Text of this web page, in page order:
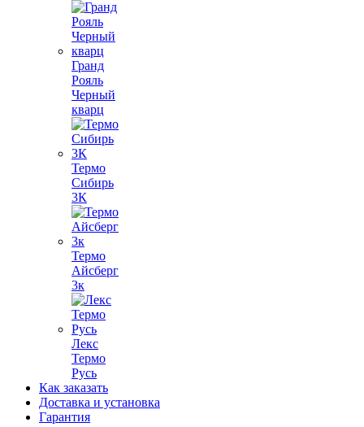
Гранд
Рояль
Черный
кварц
Термо
Сибирь
3К
Термо
Айсберг
3к
Лекс
Термо
Русь
Как заказать
Доставка и установка
Гарантия